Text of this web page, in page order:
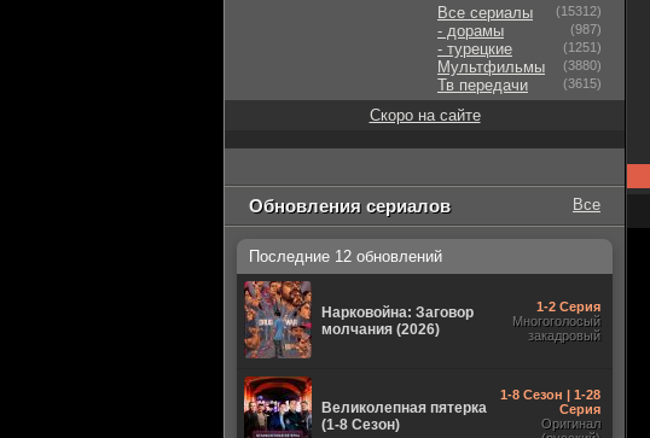
Все сериалы (15312)
- дорамы (987)
- турецкие (1251)
Мультфильмы (3880)
Тв передачи (3615)
Скоро на сайте
Обновления сериалов Все
Последние 12 обновлений
Нарковойна: Заговор
молчания (2026)
1-2 Серия
Многоголосый
закадровый
Великолепная пятерка
(1-8 Сезон)
1-8 Сезон | 1-28
Серия
Оригинал